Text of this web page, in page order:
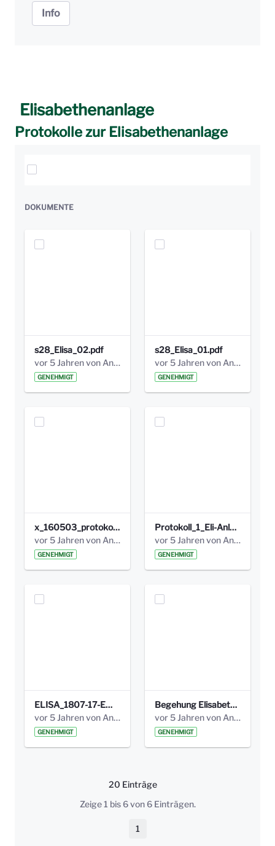
Info
Elisabethenanlage
Protokolle zur Elisabethenanlage
Elemente auswählen
DOKUMENTE
s28_Elisa_02.pdf
vor 5 Jahren von Anni Schlumberger
GENEHMIGT
s28_Elisa_01.pdf
vor 5 Jahren von Anni Schlumberger
GENEHMIGT
x_160503_protokoll_infoabend.pdf
vor 5 Jahren von Anni Schlumberger
GENEHMIGT
Protokoll_1_Eli-Anlage_final.pdf
vor 5 Jahren von Anni Schlumberger
GENEHMIGT
ELISA_1807-17-EW_BEZIRK-kl_compressed.pdf
vor 5 Jahren von Anni Schlumberger
GENEHMIGT
Begehung Elisabethenanlage 1.8.17_Protokoll .pdf
vor 5 Jahren von Anni Schlumberger
GENEHMIGT
20 Einträge
Pro Seite
Zeige 1 bis 6 von 6 Einträgen.
Seite
1